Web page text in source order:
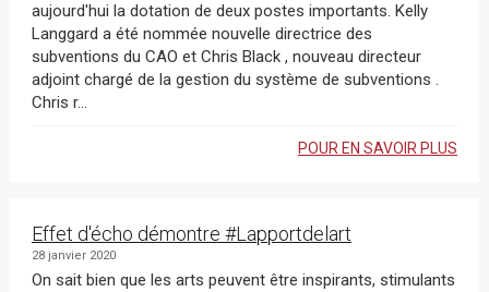
aujourd'hui la dotation de deux postes importants. Kelly
Langgard a été nommée nouvelle directrice des
subventions du CAO et Chris Black , nouveau directeur
adjoint chargé de la gestion du système de subventions .
Chris r...
POUR EN SAVOIR PLUS
Effet d'écho démontre #Lapportdelart
28 janvier 2020
On sait bien que les arts peuvent être inspirants, stimulants